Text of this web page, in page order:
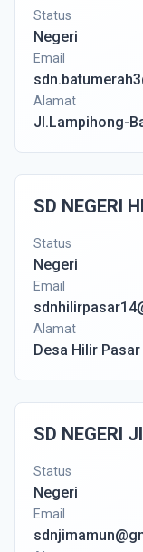
Status
Negeri
Email
Alamat
Jl.Lampihong-
SD NEGERI
Status
Negeri
Email
Alamat
Desa Hilir Pasar
SD NEGERI
Status
Negeri
Email